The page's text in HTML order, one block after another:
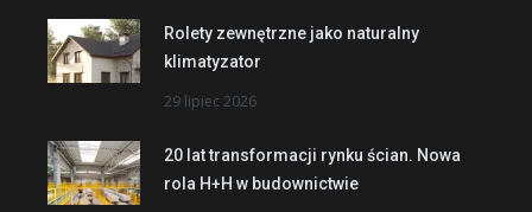
Rolety zewnętrzne jako naturalny
klimatyzator
29 lipiec 2026
20 lat transformacji rynku ścian. Nowa
rola H+H w budownictwie